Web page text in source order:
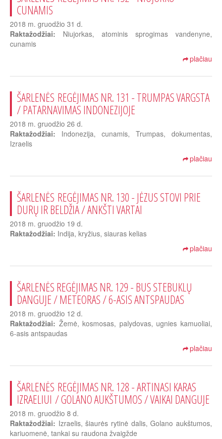
CUNAMIS
2018 m. gruodžio 31 d.
Raktažodžiai: Niujorkas, atominis sprogimas vandenyne,
cunamis
plačiau
ŠARLENĖS REGĖJIMAS NR. 131 - TRUMPAS VARGSTA
/ PATARNAVIMAS INDONEZIJOJE
2018 m. gruodžio 26 d.
Raktažodžiai: Indonezija, cunamis, Trumpas, dokumentas,
Izraelis
plačiau
ŠARLENĖS REGĖJIMAS NR. 130 - JĖZUS STOVI PRIE
DURŲ IR BELDŽIA / ANKŠTI VARTAI
2018 m. gruodžio 19 d.
Raktažodžiai: Indija, kryžius, siauras kelias
plačiau
ŠARLENĖS REGĖJIMAS NR. 129 - BUS STEBUKLŲ
DANGUJE / METEORAS / 6-ASIS ANTSPAUDAS
2018 m. gruodžio 12 d.
Raktažodžiai: Žemė, kosmosas, palydovas, ugnies kamuoliai,
6-asis antspaudas
plačiau
ŠARLENĖS REGĖJIMAS NR. 128 - ARTINASI KARAS
IZRAELIUI / GOLANO AUKŠTUMOS / VAIKAI DANGUJE
2018 m. gruodžio 8 d.
Raktažodžiai: Izraelis, šiaurės rytinė dalis, Golano aukštumos,
kariuomenė, tankai su raudona žvaigžde